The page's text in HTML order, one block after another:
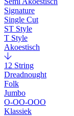
Signature
Single Cut
ST Style
T Style
Akoestisch
12 String
Dreadnought
Folk
Jumbo
O-OO-OOO
Klassiek